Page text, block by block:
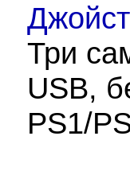
Три
USB,
PS1/